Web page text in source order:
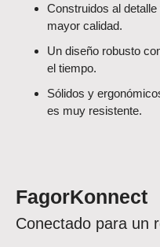
Construidos al
mayor calidad.
Un diseño robusto
el tiempo.
Sólidos y
es muy resistente.
FagorKonnect
Conectado para un